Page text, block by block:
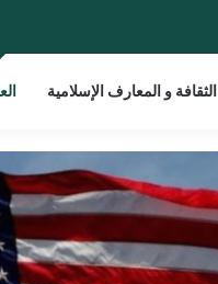
الثقافة و المعارف الإسلامية